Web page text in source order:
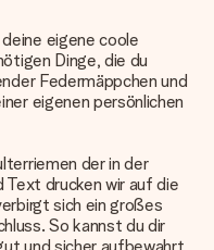
eigene coole
Dinge, die du
Federmäppchen und
eigenen persönlichen
der in der
drucken wir auf die
sich ein großes
So kannst du dir